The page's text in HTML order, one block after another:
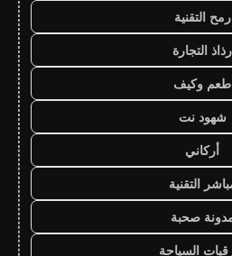
رمح التقنية
رذاذ التجارة
طعم وكيف
شهود نت
أركاني
التقنية
صحبة
السياحة